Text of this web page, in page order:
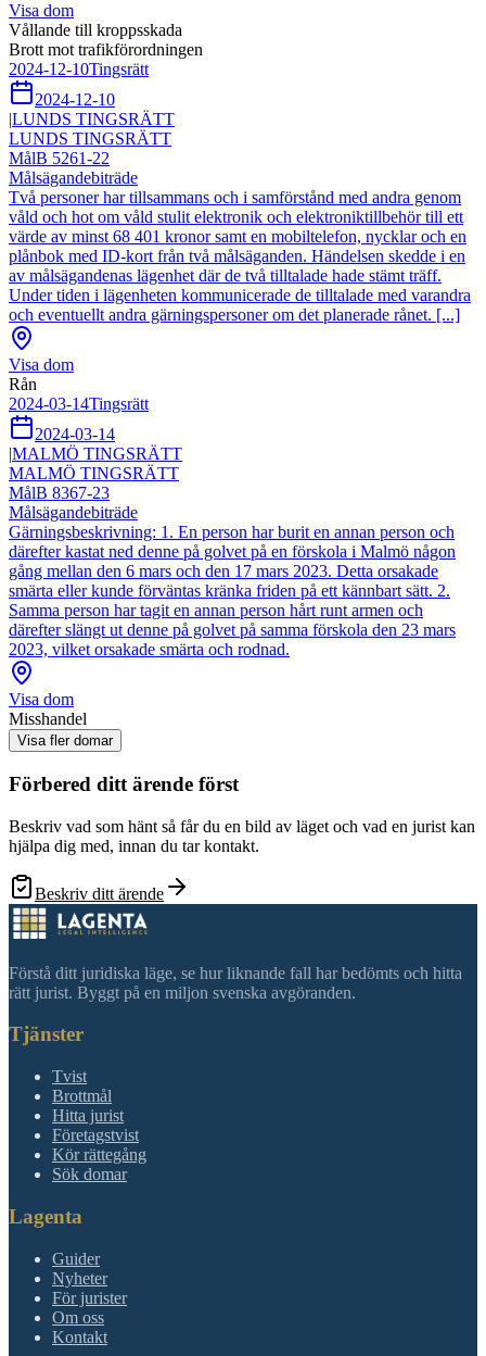
Visa dom
Vållande till kroppsskada
Brott mot trafikförordningen
2024-12-10Tingsrätt
2024-12-10
|LUNDS TINGSRÄTT
LUNDS TINGSRÄTT
MålB 5261-22
Målsägandebiträde
Två personer har tillsammans och i samförstånd med andra genom
våld och hot om våld stulit elektronik och elektroniktillbehör till ett
värde av minst 68 401 kronor samt en mobiltelefon, nycklar och en
plånbok med ID-kort från två målsäganden. Händelsen skedde i en
av målsägandenas lägenhet där de två tilltalade hade stämt träff.
Under tiden i lägenheten kommunicerade de tilltalade med varandra
och eventuellt andra gärningspersoner om det planerade rånet. [...]
Visa dom
Rån
2024-03-14Tingsrätt
2024-03-14
|MALMÖ TINGSRÄTT
MALMÖ TINGSRÄTT
MålB 8367-23
Målsägandebiträde
Gärningsbeskrivning: 1. En person har burit en annan person och
därefter kastat ned denne på golvet på en förskola i Malmö någon
gång mellan den 6 mars och den 17 mars 2023. Detta orsakade
smärta eller kunde förväntas kränka friden på ett kännbart sätt. 2.
Samma person har tagit en annan person hårt runt armen och
därefter slängt ut denne på golvet på samma förskola den 23 mars
2023, vilket orsakade smärta och rodnad.
Visa dom
Misshandel
Visa fler domar
Förbered ditt ärende först
Beskriv vad som hänt så får du en bild av läget och vad en jurist kan
hjälpa dig med, innan du tar kontakt.
Beskriv ditt ärende
Förstå ditt juridiska läge, se hur liknande fall har bedömts och hitta
rätt jurist. Byggt på en miljon svenska avgöranden.
Tjänster
Tvist
Brottmål
Hitta jurist
Företagstvist
Kör rättegång
Sök domar
Lagenta
Guider
Nyheter
För jurister
Om oss
Kontakt